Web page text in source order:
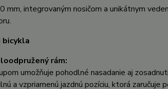
mm, integrovaným nosičom a unikátnym
rám:
umožňuje pohodlné nasadanie aj
a vzpriamenú jazdnú pozíciu, ktorá